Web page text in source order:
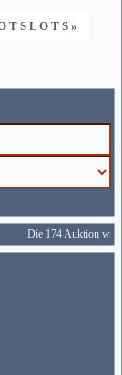
T S L O T S »
Die 174 Auktion